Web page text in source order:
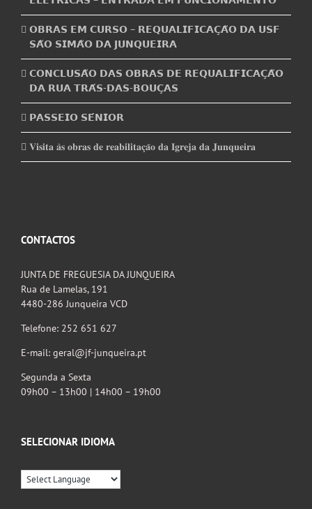
𝗢𝗕𝗥𝗔𝗦 𝗘𝗠 𝗖𝗨𝗥𝗦𝗢 – 𝗥𝗘𝗤𝗨𝗔𝗟𝗜𝗙𝗜𝗖𝗔𝗖̧𝗔̃𝗢 𝗗𝗔 𝗨𝗦𝗙
𝗦𝗔̃𝗢 𝗦𝗜𝗠𝗔̃𝗢 𝗗𝗔 𝗝𝗨𝗡𝗤𝗨𝗘𝗜𝗥𝗔
𝗖𝗢𝗡𝗖𝗟𝗨𝗦𝗔̃𝗢 𝗗𝗔𝗦 𝗢𝗕𝗥𝗔𝗦 𝗗𝗘 𝗥𝗘𝗤𝗨𝗔𝗟𝗜𝗙𝗜𝗖𝗔𝗖̧𝗔̃𝗢
𝗗𝗔 𝗥𝗨𝗔 𝗧𝗥𝗔́𝗦-𝗗𝗔𝗦-𝗕𝗢𝗨𝗖̧𝗔𝗦
𝗣𝗔𝗦𝗦𝗘𝗜𝗢 𝗦𝗘́𝗡𝗜𝗢𝗥
𝐕𝐢𝐬𝐢𝐭𝐚 𝐚̀𝐬 𝐨𝐛𝐫𝐚𝐬 𝐝𝐞 𝐫𝐞𝐚𝐛𝐢𝐥𝐢𝐭𝐚𝐜̧𝐚̃𝐨 𝐝𝐚 𝐈𝐠𝐫𝐞𝐣𝐚 𝐝𝐚 𝐉𝐮𝐧𝐪𝐮𝐞𝐢𝐫𝐚
CONTACTOS
JUNTA DE FREGUESIA DA JUNQUEIRA
Rua de Lamelas, 191
4480-286 Junqueira VCD
Telefone: 252 651 627
E-mail: geral@jf-junqueira.pt
Segunda a Sexta
09h00 – 13h00 | 14h00 – 19h00
SELECIONAR IDIOMA